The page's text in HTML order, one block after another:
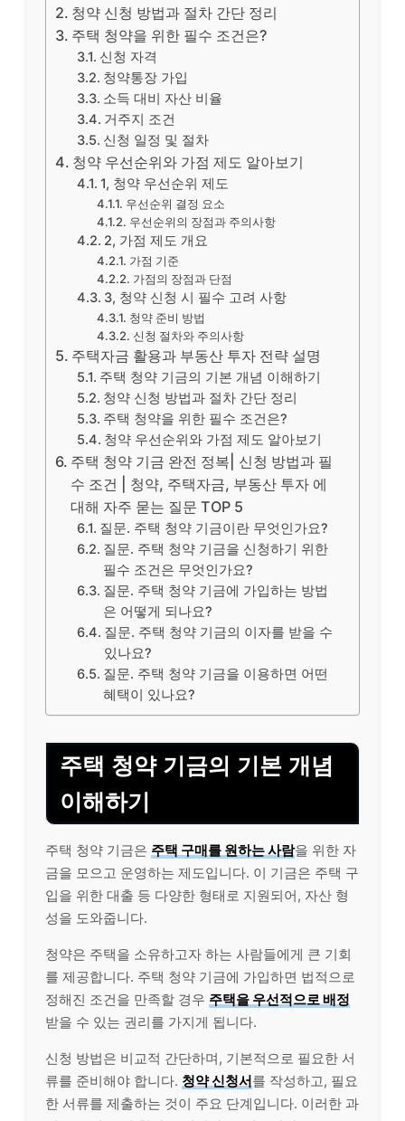
청약 신청 방법과 절차 간단 정리
주택 청약을 위한 필수 조건은?
신청 자격
청약통장 가입
소득 대비 자산 비율
거주지 조건
신청 일정 및 절차
청약 우선순위와 가점 제도 알아보기
1, 청약 우선순위 제도
우선순위 결정 요소
우선순위의 장점과 주의사항
2, 가점 제도 개요
가점 기준
가점의 장점과 단점
3, 청약 신청 시 필수 고려 사항
청약 준비 방법
신청 절차와 주의사항
주택자금 활용과 부동산 투자 전략 설명
주택 청약 기금의 기본 개념 이해하기
청약 신청 방법과 절차 간단 정리
주택 청약을 위한 필수 조건은?
청약 우선순위와 가점 제도 알아보기
주택 청약 기금 완전 정복| 신청 방법과 필
수 조건 | 청약, 주택자금, 부동산 투자 에
대해 자주 묻는 질문 TOP 5
질문. 주택 청약 기금이란 무엇인가요?
질문. 주택 청약 기금을 신청하기 위한
필수 조건은 무엇인가요?
질문. 주택 청약 기금에 가입하는 방법
은 어떻게 되나요?
질문. 주택 청약 기금의 이자를 받을 수
있나요?
질문. 주택 청약 기금을 이용하면 어떤
혜택이 있나요?
주택 청약 기금의 기본 개념
이해하기
주택 청약 기금은 주택 구매를 원하는 사람을 위한 자
금을 모으고 운영하는 제도입니다. 이 기금은 주택 구
입을 위한 대출 등 다양한 형태로 지원되어, 자산 형
성을 도와줍니다.
청약은 주택을 소유하고자 하는 사람들에게 큰 기회
를 제공합니다. 주택 청약 기금에 가입하면 법적으로
정해진 조건을 만족할 경우 주택을 우선적으로 배정
받을 수 있는 권리를 가지게 됩니다.
신청 방법은 비교적 간단하며, 기본적으로 필요한 서
류를 준비해야 합니다. 청약 신청서를 작성하고, 필요
한 서류를 제출하는 것이 주요 단계입니다. 이러한 과